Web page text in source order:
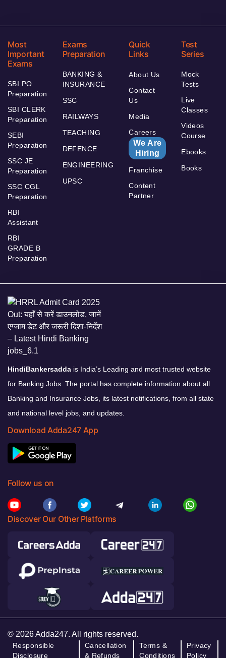
Most
Important
Exams
SBI PO
Preparation
SBI CLERK
Preparation
SEBI
Preparation
SSC JE
Preparation
SSC CGL
Preparation
RBI
Assistant
RBI
GRADE B
Preparation
Exams
Preparation
BANKING &
INSURANCE
SSC
RAILWAYS
TEACHING
DEFENCE
ENGINEERING
UPSC
Quick
Links
About Us
Contact
Us
Media
Careers
We Are
Hiring
Franchise
Content
Partner
Test
Series
Mock
Tests
Live
Classes
Videos
Course
Ebooks
Books
HindiBankersadda is India’s Leading and most trusted website
for Banking Jobs. The portal has complete information about all
Banking and Insurance Jobs, its latest notifications, from all state
and national level jobs, and updates.
Download Adda247 App
Follow us on
Discover Our Other Platforms
© 2026 Adda247. All rights reserved.
Responsible
Disclosure
Cancellation
& Refunds
Terms &
Conditions
Privacy
Policy